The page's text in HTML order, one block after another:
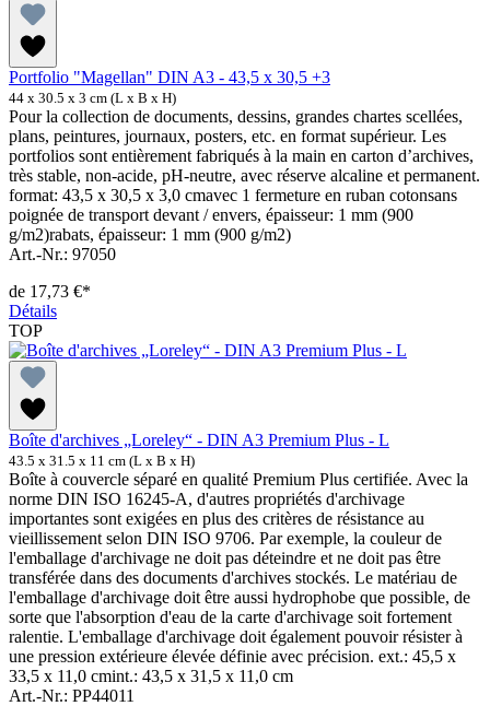
Portfolio "Magellan" DIN A3 - 43,5 x 30,5 +3
44 x 30.5 x 3 cm (L x B x H)
Pour la collection de documents, dessins, grandes chartes scellées,
plans, peintures, journaux, posters, etc. en format supérieur. Les
portfolios sont entièrement fabriqués à la main en carton d’archives,
très stable, non-acide, pH-neutre, avec réserve alcaline et permanent.
format: 43,5 x 30,5 x 3,0 cmavec 1 fermeture en ruban cotonsans
poignée de transport devant / envers, épaisseur: 1 mm (900
g/m2)rabats, épaisseur: 1 mm (900 g/m2)
Art.-Nr.: 97050
de 17,73 €*
Détails
TOP
Boîte d'archives „Loreley“ - DIN A3 Premium Plus - L
43.5 x 31.5 x 11 cm (L x B x H)
Boîte à couvercle séparé en qualité Premium Plus certifiée. Avec la
norme DIN ISO 16245-A, d'autres propriétés d'archivage
importantes sont exigées en plus des critères de résistance au
vieillissement selon DIN ISO 9706. Par exemple, la couleur de
l'emballage d'archivage ne doit pas déteindre et ne doit pas être
transférée dans des documents d'archives stockés. Le matériau de
l'emballage d'archivage doit être aussi hydrophobe que possible, de
sorte que l'absorption d'eau de la carte d'archivage soit fortement
ralentie. L'emballage d'archivage doit également pouvoir résister à
une pression extérieure élevée définie avec précision. ext.: 45,5 x
33,5 x 11,0 cmint.: 43,5 x 31,5 x 11,0 cm
Art.-Nr.: PP44011